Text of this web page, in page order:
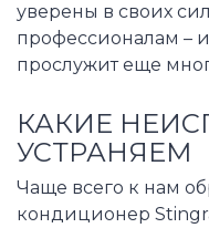
уверены в своих
профессионалам –
прослужит еще
КАКИЕ
УСТРАНЯЕМ
Чаще всего к нам
кондиционер